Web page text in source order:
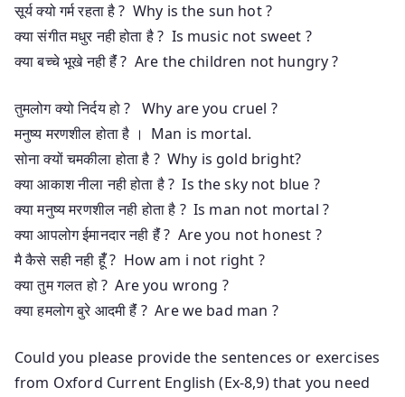
सूर्य क्यो गर्म रहता है ? Why is the sun hot ?
क्या संगीत मधुर नही होता है ? Is music not sweet ?
क्या बच्चे भूखे नही हैंं ? Are the children not hungry ?
तुमलोग क्यो निर्दय हो ? Why are you cruel ?
मनुष्य मरणशील होता है । Man is mortal.
सोना क्यों चमकीला होता है ? Why is gold bright?
क्या आकाश नीला नही होता है ? Is the sky not blue ?
क्या मनुष्य मरणशील नही होता है ? Is man not mortal ?
क्या आपलोग ईमानदार नही हैंं ? Are you not honest ?
मै कैसे सही नही हूँँ ? How am i not right ?
क्या तुम गलत हो ? Are you wrong ?
क्या हमलोग बुरे आदमी हैंं ? Are we bad man ?
Could you please provide the sentences or exercises
from Oxford Current English (Ex-8,9) that you need